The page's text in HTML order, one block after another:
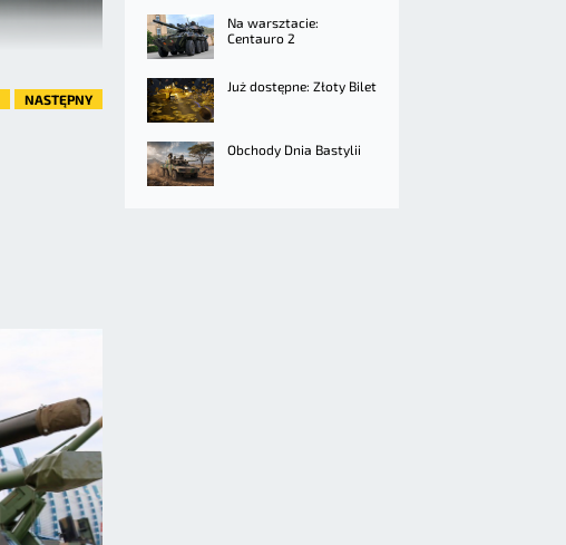
NASTĘPNY
Na warsztacie:
Centauro 2
Już dostępne: Złoty Bilet
Obchody Dnia Bastylii